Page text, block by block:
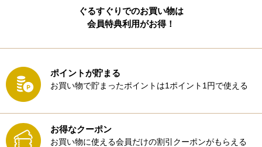
ぐるすぐりでのお買い物は
会員特典利用がお得！
ポイントが貯まる
お買い物で貯まったポイントは1ポイント1円で使える
お得なクーポン
お買い物に使える会員だけの割引クーポンがもらえる